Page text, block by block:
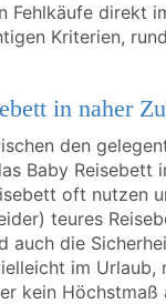
Fehlkäufe direkt
Kriterien,
in naher
den
Baby
oft nutzen
teures
auch die
im
kein